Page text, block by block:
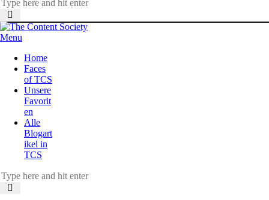
Menu
Home
Faces
of TCS
Unsere
Favorit
en
Alle
Blogart
ikel in
TCS